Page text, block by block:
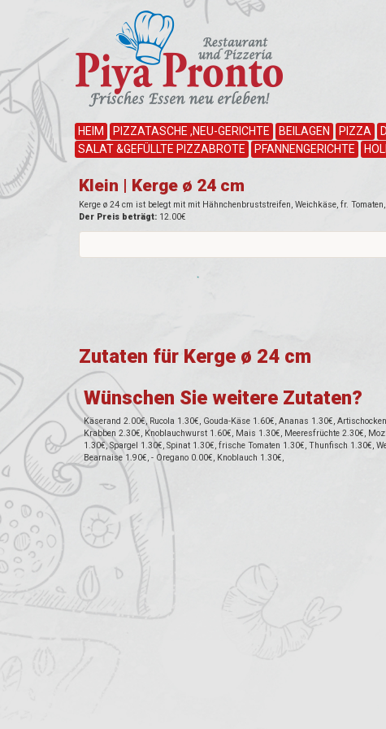
HEIM PIZZATASCHE ,NEU-GERICHTE BEILAGEN PIZZA
SALAT &GEFÜLLTE PIZZABROTE
PFANNENGERICHTE
Klein | Kerge ø 24 cm
Kerge ø 24 cm ist belegt mit mit Hähnchenbruststreifen, Weichkäse, fr.
Der Preis beträgt: 12.00€
Zutaten für Kerge ø 24 cm
Wünschen Sie weitere Zutaten?
Käserand 2.00€, Rucola 1.30€, Gouda-Käse 1.60€, Ananas 1.30€,
Krabben 2.30€, Knoblauchwurst 1.60€, Mais 1.30€, Meeresfrüchte 2.30€,
1.30€, Spargel 1.30€, Spinat 1.30€, frische Tomaten 1.30€, Thunfisch 1.30€,
Bearnaise 1.90€, - Oregano 0.00€, Knoblauch 1.30€,